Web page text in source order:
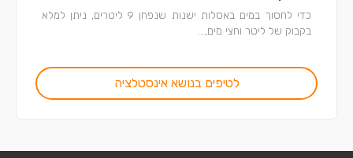
כדי לחסוך במים באסלות ישנות שנפחן 9 ליטרים, ניתן למלא
בקבוק של ליטר וחצי מים,...
לטיפים בנושא אינסטלציה